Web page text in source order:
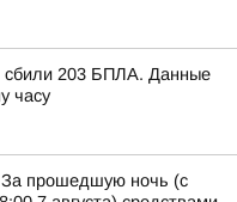
203 БПЛА. Данные
часу
За прошедшую ночь (с